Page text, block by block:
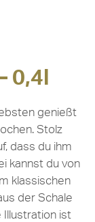
0,4l
genießt
Stolz
dass du ihm
kannst du von
klassischen
der Schale
Illustration ist